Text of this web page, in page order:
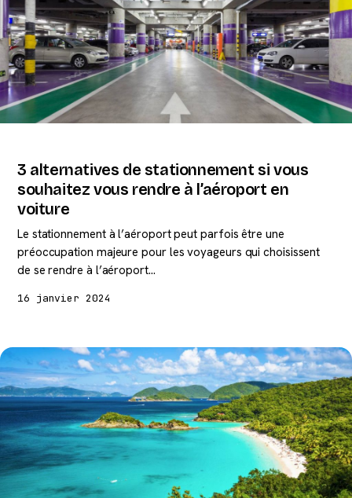
3 alternatives de stationnement si vous
souhaitez vous rendre à l’aéroport en
voiture
Le stationnement à l’aéroport peut parfois être une
préoccupation majeure pour les voyageurs qui choisissent
de se rendre à l’aéroport…
16 janvier 2024